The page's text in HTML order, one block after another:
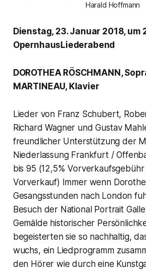
Harald Hoffmann
Dienstag, 23. Januar 2018, um
OpernhausLiederabend
DOROTHEA RÖSCHMANN,
MARTINEAU, Klavier
Lieder von Franz Schubert,
Richard Wagner und Gustav
freundlicher Unterstützung der
Niederlassung Frankfurt /
bis 95 (12,5%
Vorverkauf) Immer wenn
Gesangsstunden nach London
Besuch der National Portrait
Gemälde historischer
begeisterten sie so nachhaltig,
wuchs, ein Liedprogramm
den Hörer wie durch eine